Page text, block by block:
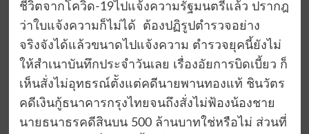
ชีวิตจากโควิด-19ไปแจ้งความรัฐมนตรีแล้ว ปรากฎ
ว่าใบแจ้งความก็ไม่ได้ ต้องปฏิรูปตำรวจอย่าง
จริงจังได้แล้วขนาดไปแจ้งความ ตำรวจยุคนี้ยังไม่
ให้สำเนาบันทึกประจำวันเลย เรื่องอัยการบิดเบี้ยว ก็
เห็นสั่งไม่อุทธรณ์ตัังแต่คดีนายพานทองแท้ ชินวัตร
คดีเงินกู้ธนาคารกรุงไทยจนถึงสั่งไม่ฟ้องน้องชาย
นายธนาธรคดีสินบน 500 ล้านบาทใช่หรือไม่ ส่วนที่